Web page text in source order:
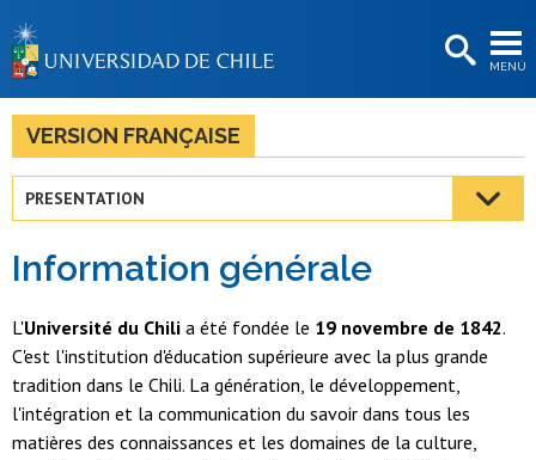
MENÚ
BIBLIOTECAS
LA UNIVERSIDAD
Estudiantes
Académicas/os
Funcionarias/os
Egresadas/os
VERSION FRANÇAISE
PRESENTATION
Information générale
L'Université du Chili a été fondée le 19 novembre de 1842.
C'est l'institution d'éducation supérieure avec la plus grande
tradition dans le Chili. La génération, le développement,
l'intégration et la communication du savoir dans tous les
matières des connaissances et les domaines de la culture,